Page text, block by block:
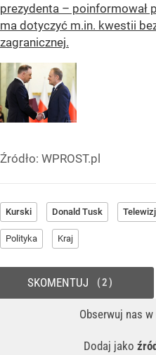
prezydenta – poinformował
ma dotyczyć m.in. kwestii
zagranicznej.
Źródło: WPROST.pl
Kurski Donald Tusk
Polityka Kraj
Obserwuj nas w
Dodaj jako
SKOMENTUJ 2